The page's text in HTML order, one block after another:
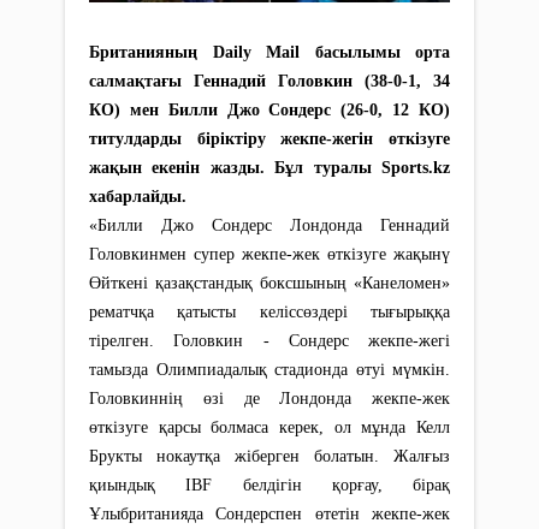
Британияның Daily Mail басылымы орта
салмақтағы Геннадий Головкин (38-0-1, 34
КО) мен Билли Джо Сондерс (26-0, 12 КО)
титулдарды біріктіру жекпе-жегін өткізуге
жақын екенін жазды. Бұл туралы Sports.kz
хабарлайды.
«Билли Джо Сондерс Лондонда Геннадий
Головкинмен супер жекпе-жек өткізуге жақынү
Өйткені қазақстандық боксшының «Канеломен»
рематчқа қатысты келіссөздері тығырыққа
тірелген. Головкин - Сондерс жекпе-жегі
тамызда Олимпиадалық стадионда өтуі мүмкін.
Головкиннің өзі де Лондонда жекпе-жек
өткізуге қарсы болмаса керек, ол мұнда Келл
Брукты нокаутқа жіберген болатын. Жалғыз
қиындық IBF белдігін қорғау, бірақ
Ұлыбританияда Сондерспен өтетін жекпе-жек